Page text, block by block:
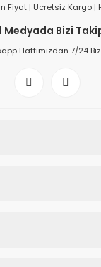
Fiyat | Ücretsiz Kargo |
Medyada Bizi
Hattımızdan 7/24